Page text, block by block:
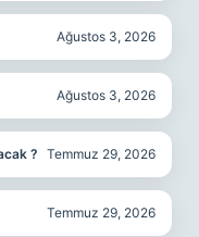
Ağustos 3, 2026
Ağustos 3, 2026
? Temmuz 29, 2026
Temmuz 29, 2026